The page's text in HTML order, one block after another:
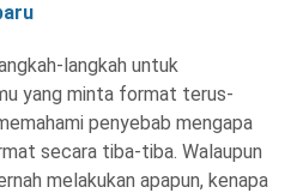
langkah untuk
yang minta format terus-
penyebab mengapa
secara tiba-tiba. Walaupun
melakukan apapun, kenapa